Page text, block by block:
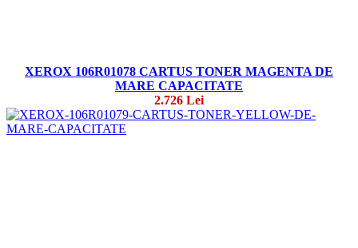
XEROX 106R01078 CARTUS TONER MAGENTA DE
MARE CAPACITATE
2.726 Lei